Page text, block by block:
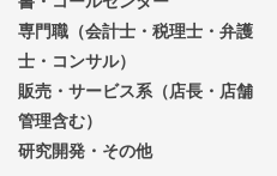
専門職（会計士・税理士・弁護
士・コンサル）
販売・サービス系（店長・店舗
管理含む）
研究開発・その他